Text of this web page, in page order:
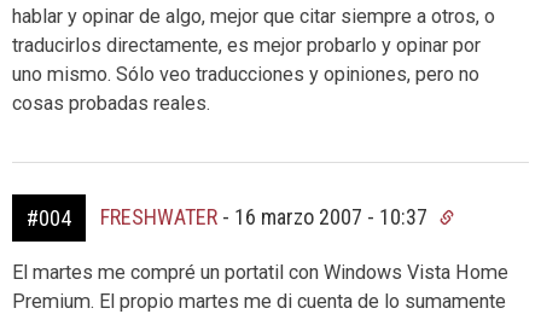
hablar y opinar de algo, mejor que citar siempre a otros, o
traducirlos directamente, es mejor probarlo y opinar por
uno mismo. Sólo veo traducciones y opiniones, pero no
cosas probadas reales.
#004 FRESHWATER - 16 marzo 2007 - 10:37
El martes me compré un portatil con Windows Vista Home
Premium. El propio martes me di cuenta de lo sumamente